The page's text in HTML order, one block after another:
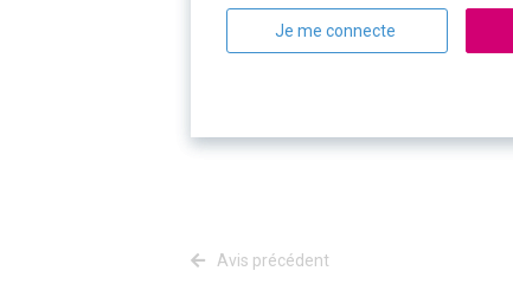
Je me connecte
Avis précédent